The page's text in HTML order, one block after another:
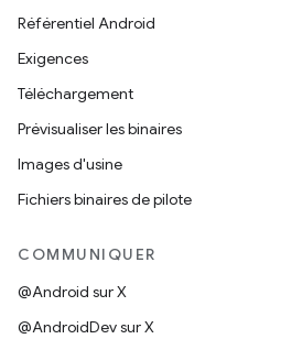
Référentiel Android
Exigences
Téléchargement
Prévisualiser les binaires
Images d'usine
Fichiers binaires de pilote
COMMUNIQUER
@Android sur X
@AndroidDev sur X